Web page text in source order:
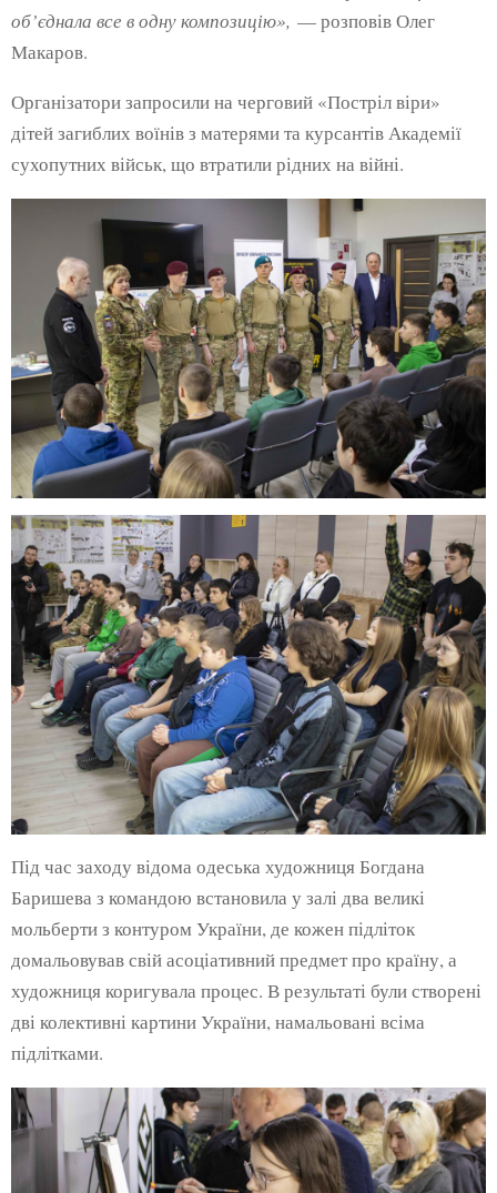
об’єднала все в одну композицію», — розповів Олег
Макаров.
Організатори запросили на черговий «Постріл віри»
дітей загиблих воїнів з матерями та курсантів Академії
сухопутних військ, що втратили рідних на війні.
Під час заходу відома одеська художниця Богдана
Баришева з командою встановила у залі два великі
мольберти з контуром України, де кожен підліток
домальовував свій асоціативний предмет про країну, а
художниця коригувала процес. В результаті були створені
дві колективні картини України, намальовані всіма
підлітками.